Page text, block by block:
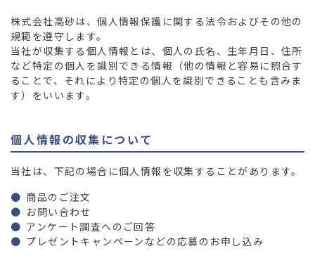
03-
株式会社高砂は、個人情報保護に関する法令およびその他の
規範を遵守します。
当社が収集する個人情報とは、個人の氏名、生年月日、住所
など特定の個人を識別できる情報（他の情報と容易に照合す
ることで、それにより特定の個人を識別できることも含みま
す）をいいます。
個人情報の収集について
当社は、下記の場合に個人情報を収集することがあります。
商品のご注文
お問い合わせ
アンケート調査へのご回答
プレゼントキャンペーンなどの応募のお申し込み